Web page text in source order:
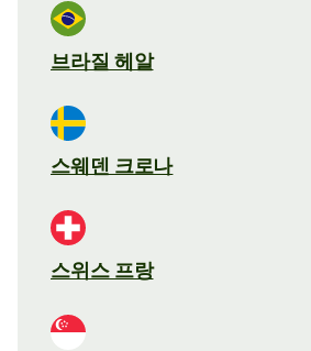
브라질 헤알
스웨덴 크로나
스위스 프랑